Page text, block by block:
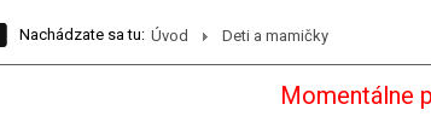
Nachádzate sa tu: Úvod Deti a mamičky
Momentálne